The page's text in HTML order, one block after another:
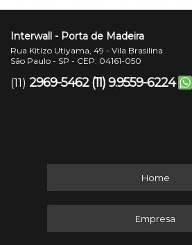
Interwall - Porta de Madeira
Rua Kitizo Utiyama, 49 - Vila Brasilina
São Paulo - SP - CEP: 04161-050
(11) 2969-5462 (11) 9.9559-6224
Home
Empresa